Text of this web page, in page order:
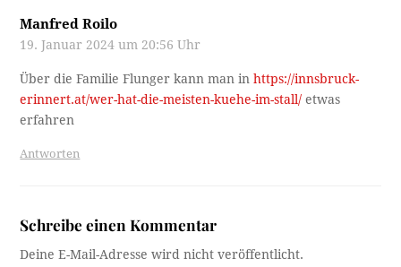
Manfred Roilo
19. Januar 2024 um 20:56 Uhr
Über die Familie Flunger kann man inhttps://innsbruck-
erinnert.at/wer-hat-die-meisten-kuehe-im-stall/ etwas
erfahren
Antworten
Schreibe einen Kommentar
Deine E-Mail-Adresse wird nicht veröffentlicht.